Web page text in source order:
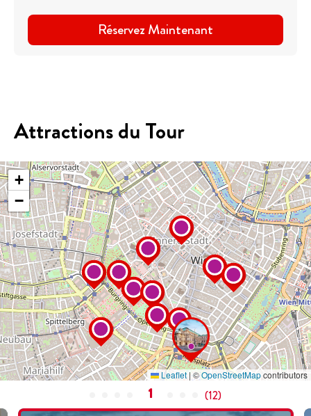
Réservez Maintenant
Attractions du Tour
+
−
Leaflet | ©OpenStreetMapcontributors
1 (12)